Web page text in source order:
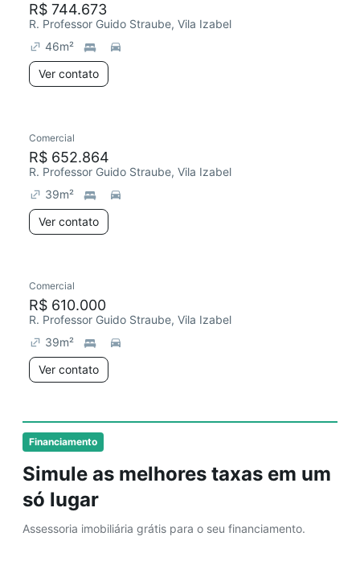
Financiamento
Simule as melhores taxas em um
só lugar
Assessoria imobiliária grátis para o seu financiamento.
R$ 744.673
R. Professor Guido Straube, Vila Izabel
46m²
Ver contato
Comercial
R$ 652.864
R. Professor Guido Straube, Vila Izabel
39m²
Ver contato
Comercial
R$ 610.000
R. Professor Guido Straube, Vila Izabel
39m²
Ver contato